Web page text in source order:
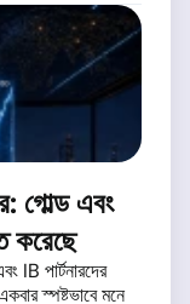
গোল্ড এবং
করেছে
পার্টনারদের
স্পষ্টভাবে মনে